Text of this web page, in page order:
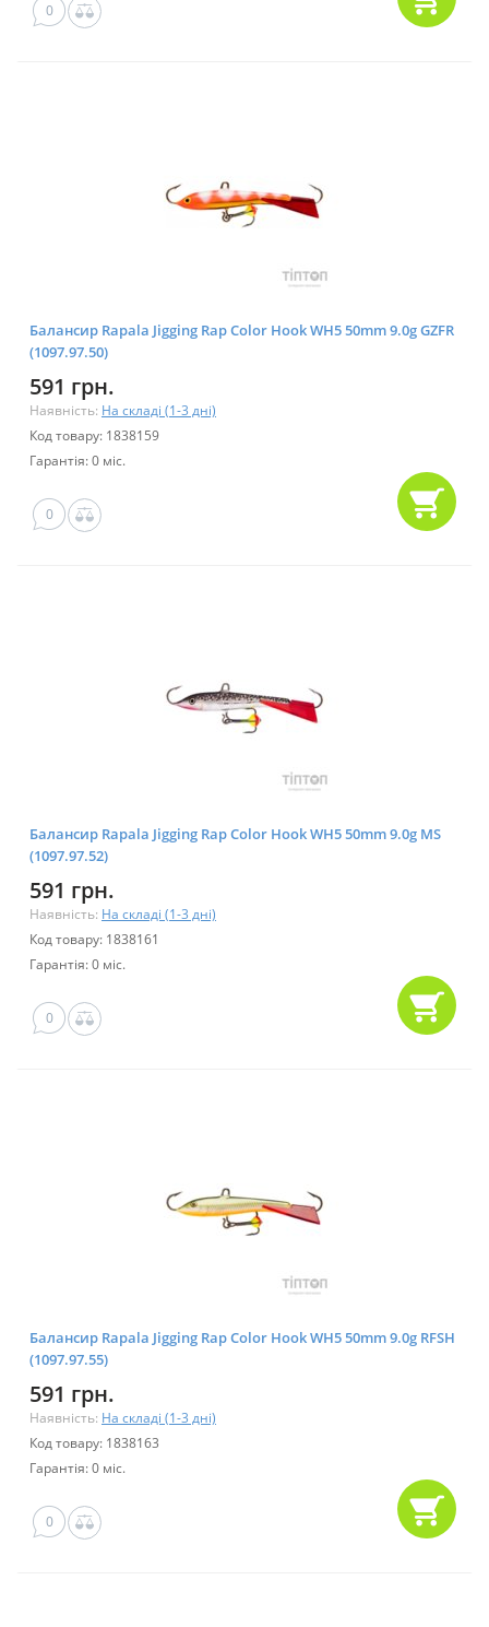
0
Балансир Rapala Jigging Rap Color Hook WH5 50mm 9.0g GZFR
(1097.97.50)
591 грн.
Наявність: На складі (1-3 дні)
Код товару: 1838159
Гарантія: 0 міс.
0
Балансир Rapala Jigging Rap Color Hook WH5 50mm 9.0g MS
(1097.97.52)
591 грн.
Наявність: На складі (1-3 дні)
Код товару: 1838161
Гарантія: 0 міс.
0
Балансир Rapala Jigging Rap Color Hook WH5 50mm 9.0g RFSH
(1097.97.55)
591 грн.
Наявність: На складі (1-3 дні)
Код товару: 1838163
Гарантія: 0 міс.
0